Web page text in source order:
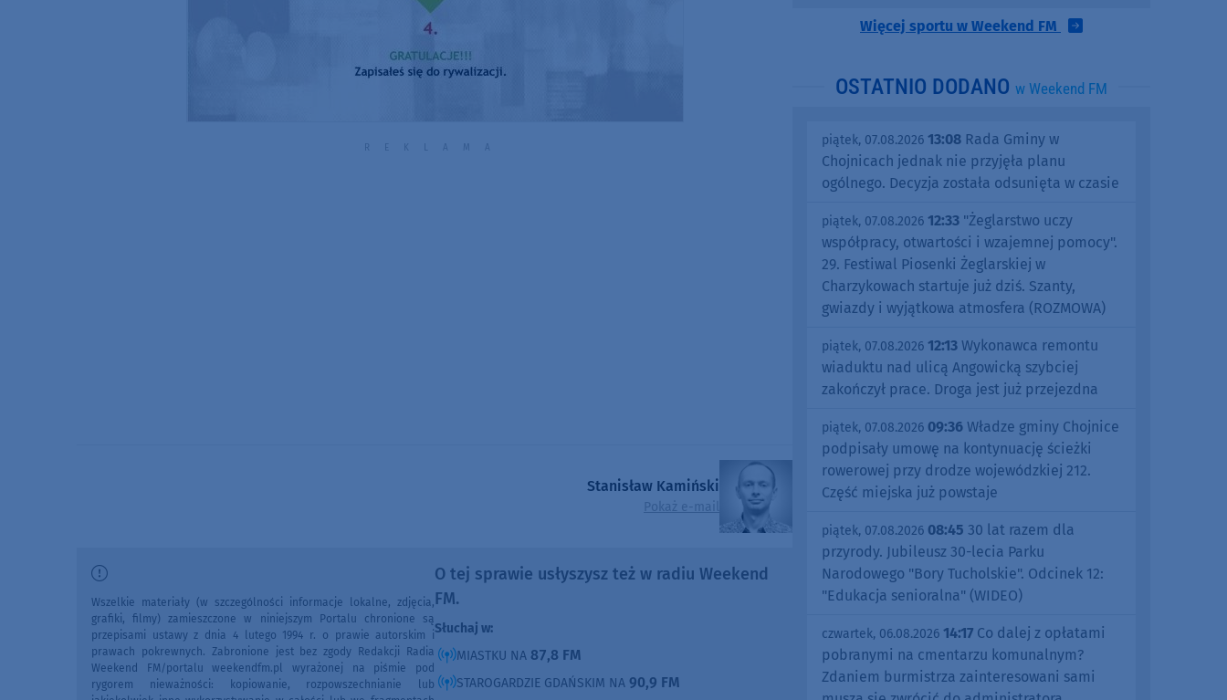
Stanisław Kamiński
Pokaż e-mail
O tej sprawie usłyszysz też w radiu Weekend
FM.
Słuchaj w:
MIASTKU NA 87,8 FM
STAROGARDZIE GDAŃSKIM NA 90,9 FM
Wszelkie materiały (w szczególności informacje lokalne, zdjęcia,
grafiki, filmy) zamieszczone w niniejszym Portalu chronione są
przepisami ustawy z dnia 4 lutego 1994 r. o prawie autorskim i
prawach pokrewnych. Zabronione jest bez zgody Redakcji Radia
Weekend FM/portalu weekendfm.pl wyrażonej na piśmie pod
rygorem nieważności: kopiowanie, rozpowszechnianie lub
Więcej sportu w Weekend FM
OSTATNIO DODANO w Weekend FM
piątek, 07.08.2026 13:08 Rada Gminy w
Chojnicach jednak nie przyjęła planu
ogólnego. Decyzja została odsunięta w czasie
piątek, 07.08.2026 12:33 "Żeglarstwo uczy
współpracy, otwartości i wzajemnej pomocy".
29. Festiwal Piosenki Żeglarskiej w
Charzykowach startuje już dziś. Szanty,
gwiazdy i wyjątkowa atmosfera (ROZMOWA)
piątek, 07.08.2026 12:13 Wykonawca remontu
wiaduktu nad ulicą Angowicką szybciej
zakończył prace. Droga jest już przejezdna
piątek, 07.08.2026 09:36 Władze gminy Chojnice
podpisały umowę na kontynuację ścieżki
rowerowej przy drodze wojewódzkiej 212.
Część miejska już powstaje
piątek, 07.08.2026 08:45 30 lat razem dla
przyrody. Jubileusz 30-lecia Parku
Narodowego "Bory Tucholskie". Odcinek 12:
"Edukacja senioralna" (WIDEO)
czwartek, 06.08.2026 14:17 Co dalej z opłatami
pobranymi na cmentarzu komunalnym?
Zdaniem burmistrza zainteresowani sami